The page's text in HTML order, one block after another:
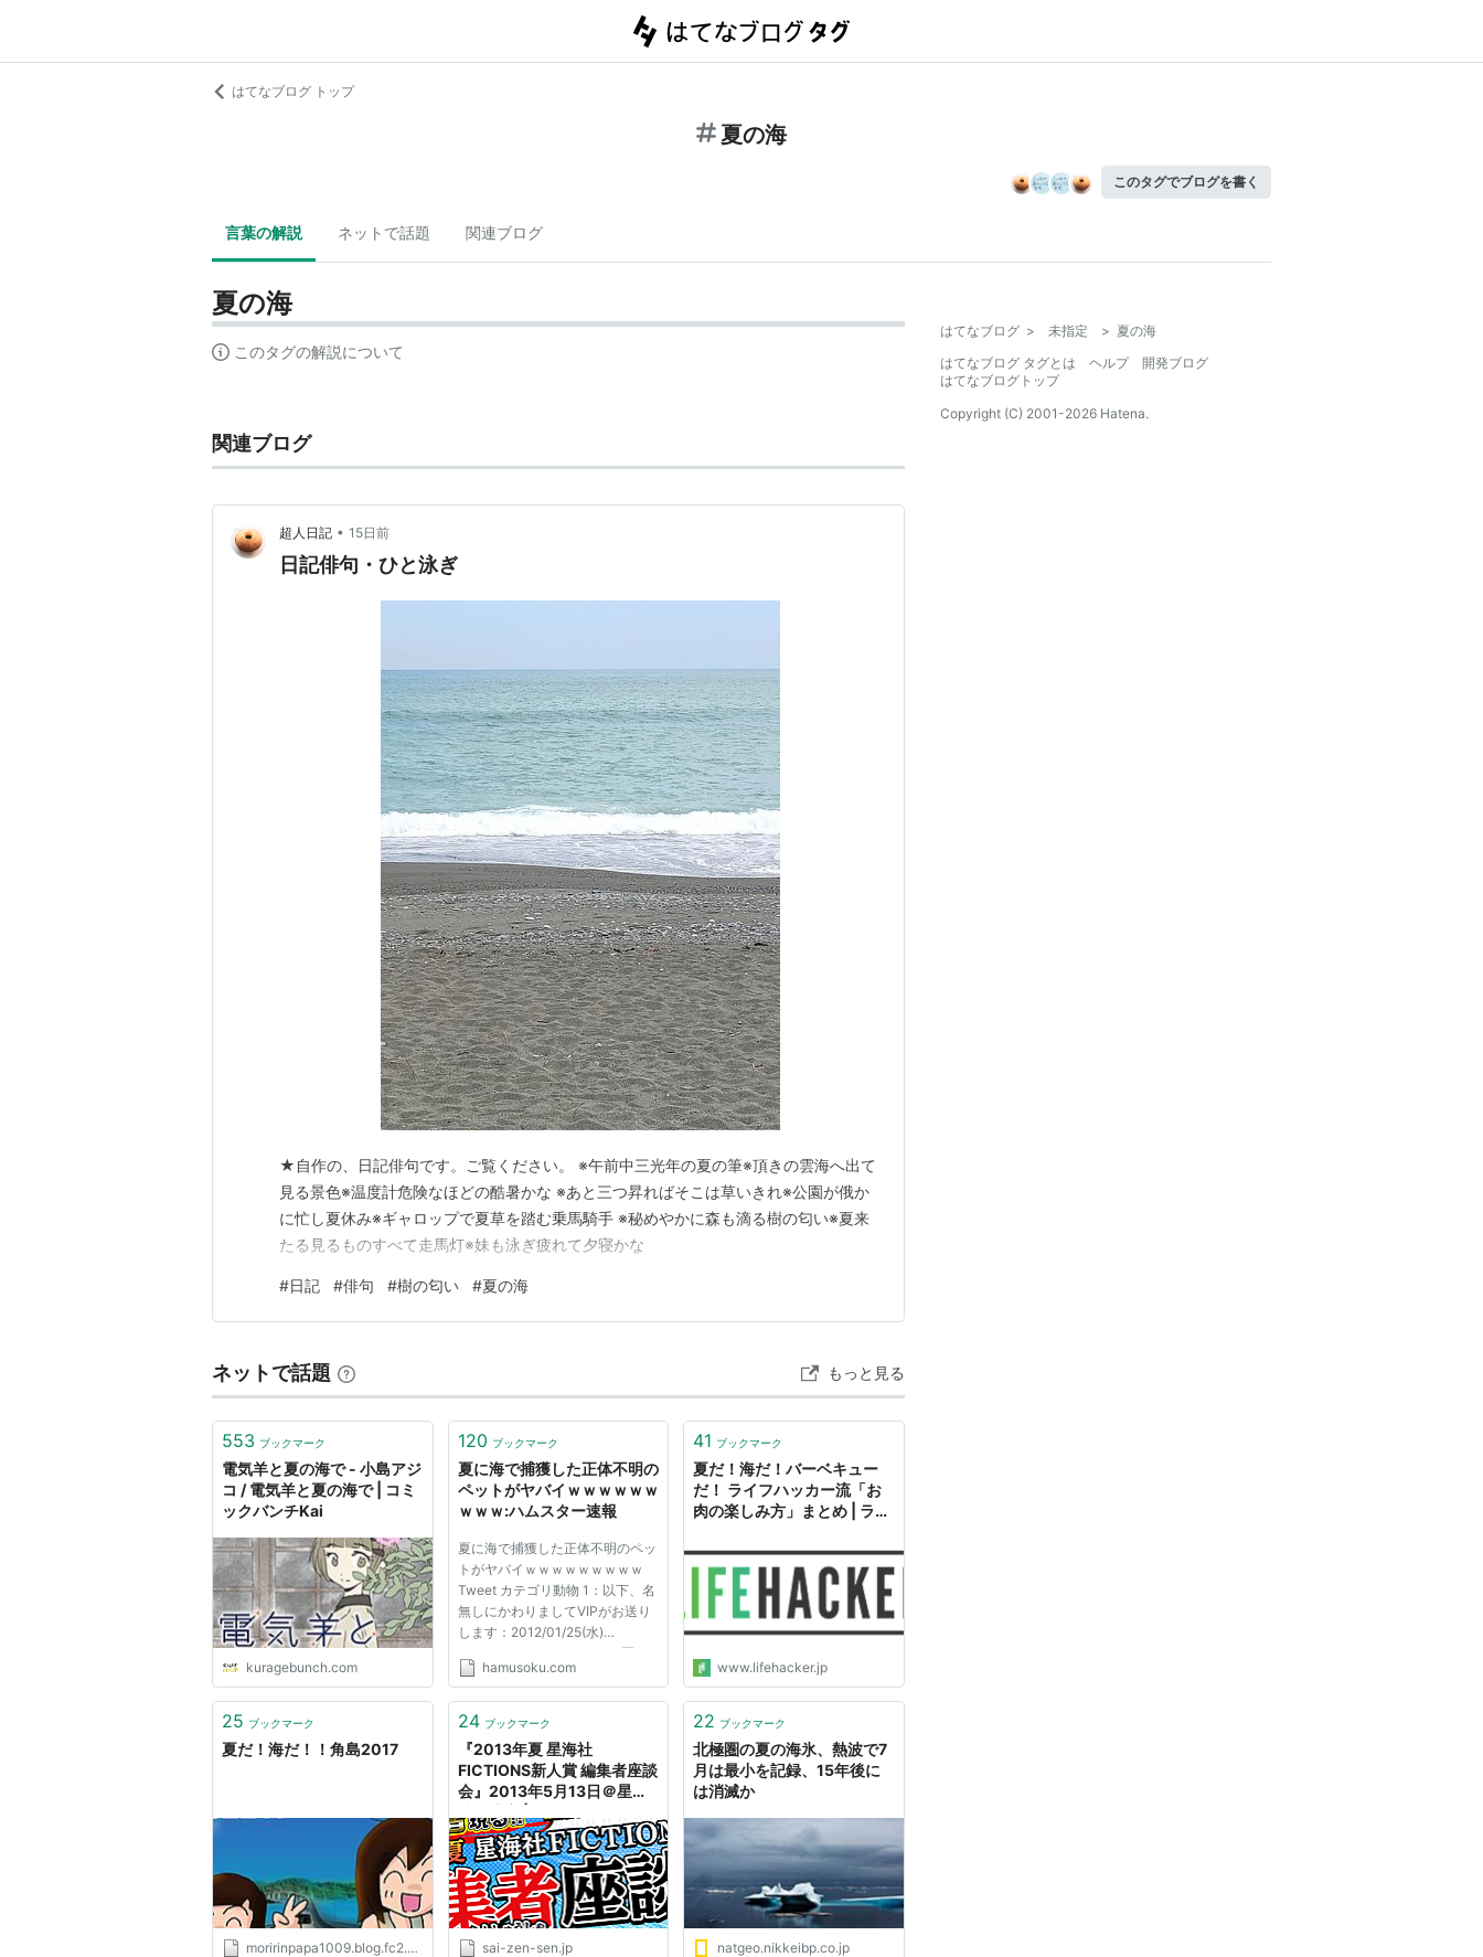
はてなブログ トップ
夏の海
このタグでブログを書く
言葉の解説 ネットで話題 関連ブログ
夏の海
このタグの解説について
関連ブログ
超人日記 • 15日前
日記俳句・ひと泳ぎ
★自作の、日記俳句です。ご覧ください。 ※午前中三光年の夏の筆※頂きの雲海へ出て
見る景色※温度計危険なほどの酷暑かな ※あと三つ昇ればそこは草いきれ※公園が俄か
に忙し夏休み※ギャロップで夏草を踏む乗馬騎手 ※秘めやかに森も滴る樹の匂い※夏来
たる見るものすべて走馬灯※妹も泳ぎ疲れて夕寝かな
#日記 #俳句 #樹の匂い #夏の海
ネットで話題 もっと見る
553 ブックマーク
電気羊と夏の海で - 小島アジ
コ / 電気羊と夏の海で | コミ
ックバンチKai
kuragebunch.com
120 ブックマーク
夏に海で捕獲した正体不明の
ペットがヤバイｗｗｗｗｗｗ
ｗｗｗ:ハムスター速報
夏に海で捕獲した正体不明のペッ
トがヤバイｗｗｗｗｗｗｗｗｗ
Tweet カテゴリ動物 1：以下、名
無しにかわりましてVIPがお送り
します：2012/01/25(水)
15:43:35.74ID:t16DbdyT0 夏に
海で捕獲した いかにも毒ありそ
ったこと無い エサはプランクト
わからず半...
hamusoku.com
41 ブックマーク
夏だ！海だ！バーベキュー
だ！ ライフハッカー流「お
肉の楽しみ方」まとめ | ライ
www.lifehacker.jp
25 ブックマーク
夏だ！海だ！！角島2017
moririnpapa1009.blog.fc2.com
24 ブックマーク
『2013年夏 星海社
FICTIONS新人賞 編集者座談
会』2013年5月13日＠星海
sai-zen-sen.jp
22 ブックマーク
北極圏の夏の海氷、熱波で7
月は最小を記録、15年後に
は消滅か
natgeo.nikkeibp.co.jp
はてなブログ > 未指定 > 夏の海
はてなブログ タグとは
ヘルプ
開発ブログ
はてなブログトップ
Copyright (C) 2001-2026 Hatena.